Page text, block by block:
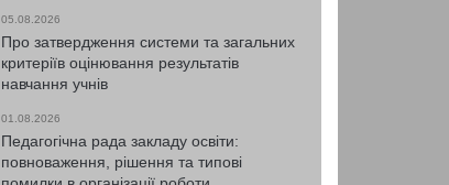
05.08.2026
Про затвердження системи та загальних
критеріїв оцінювання результатів
навчання учнів
01.08.2026
Педагогічна рада закладу освіти:
повноваження, рішення та типові